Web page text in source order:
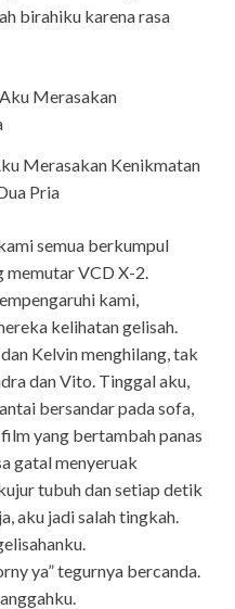
birahiku karena rasa
Merasakan Kenikmatan
Pria
semua berkumpul
memutar VCD X-2.
kami,
kelihatan gelisah.
Kelvin menghilang, tak
dan Vito. Tinggal aku,
bersandar pada sofa,
yang bertambah panas
gatal menyeruak
tubuh dan setiap detik
aku jadi salah tingkah.
ya” tegurnya bercanda.